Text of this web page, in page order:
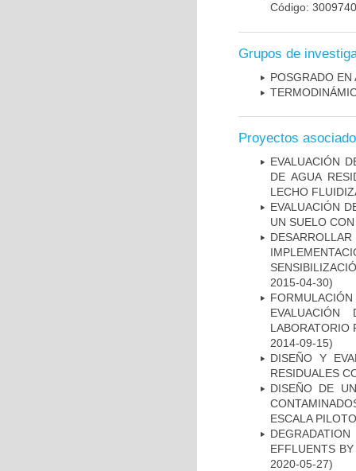
Código:
Grupos de
POSGRADO
Proyectos
EVALUACIÓN
DE AGUA
LECHO
EVALUACIÓN
UN SUELO
2015-04-30)
LABORATORIO
2014-09-15)
DISEÑO Y
RESIDUALES
DISEÑO DE
ESCALA PILOTO
EFFLUENTS
2020-05-27)